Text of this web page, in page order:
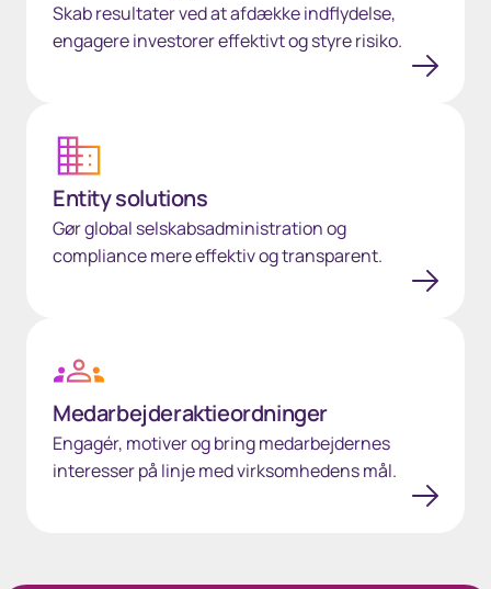
Skab resultater ved at afdække indflydelse,
engagere investorer effektivt og styre risiko.
Entity solutions
Gør global selskabsadministration og
compliance mere effektiv og transparent.
Medarbejderaktieordninger
Engagér, motiver og bring medarbejdernes
interesser på linje med virksomhedens mål.